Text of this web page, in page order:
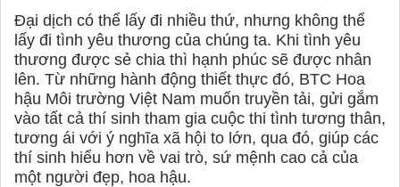
Đại dịch có thể lấy đi nhiều thứ, nhưng không thể
lấy đi tình yêu thương của chúng ta. Khi tình yêu
thương được sẻ chia thì hạnh phúc sẽ được nhân
lên. Từ những hành động thiết thực đó, BTC Hoa
hậu Môi trường Việt Nam muốn truyền tải, gửi gắm
vào tất cả thí sinh tham gia cuộc thi tình tương thân,
tương ái với ý nghĩa xã hội to lớn, qua đó, giúp các
thí sinh hiểu hơn về vai trò, sứ mệnh cao cả của
một người đẹp, hoa hậu.